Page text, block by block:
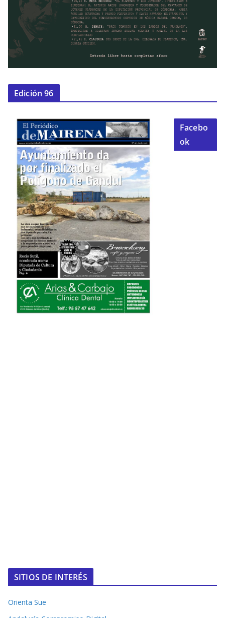
Edición 96
Facebo
ok
SITIOS DE INTERÉS
Orienta Sue